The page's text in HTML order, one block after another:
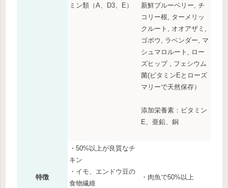
ミン類（A、D3、E）
新鮮ブルーベリー, チ
コリー根, ターメリッ
クルート, オオアザミ,
ゴボウ, ラベンダー, マ
シュマロルート, ロー
ズヒップ , フェシウム
菌(ビタミンEとローズ
マリーで天然保存）
添加栄養素：ビタミン
E、亜鉛、銅
特徴
・50%以上が良質なチ
キン
・イモ、エンドウ豆の
食物繊維
・肉魚で50%以上